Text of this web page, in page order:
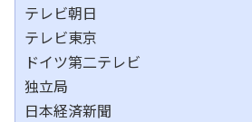
テレビ朝日
テレビ東京
ドイツ第二テレビ
独立局
日本経済新聞